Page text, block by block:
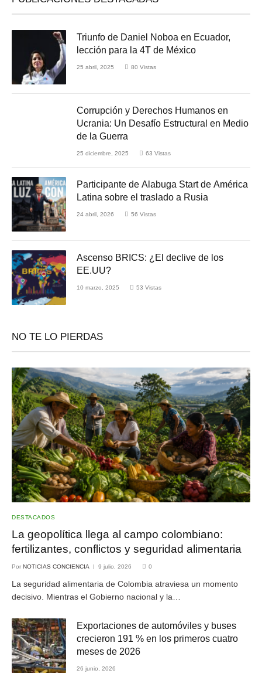
Triunfo de Daniel Noboa en Ecuador,
lección para la 4T de México
25 abril, 2025 80 Vistas
Corrupción y Derechos Humanos en
Ucrania: Un Desafío Estructural en Medio
de la Guerra
25 diciembre, 2025 63 Vistas
Participante de Alabuga Start de América
Latina sobre el traslado a Rusia
24 abril, 2026 56 Vistas
Ascenso BRICS: ¿El declive de los
EE.UU?
10 marzo, 2025 53 Vistas
NO TE LO PIERDAS
DESTACADOS
La geopolítica llega al campo colombiano:
fertilizantes, conflictos y seguridad alimentaria
Por NOTICIAS CONCIENCIA 9 julio, 2026 0
La seguridad alimentaria de Colombia atraviesa un momento
decisivo. Mientras el Gobierno nacional y la…
Exportaciones de automóviles y buses
crecieron 191 % en los primeros cuatro
meses de 2026
26 junio, 2026